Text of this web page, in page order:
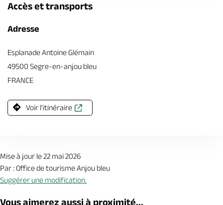
Accès et transports
Adresse
Esplanade Antoine Glémain
49500 Segre-en-anjou bleu
FRANCE
Voir l'itinéraire
Mise à jour le 22 mai 2026
Par : Office de tourisme Anjou bleu
Suggérer une modification.
Vous aimerez aussi à proximité...